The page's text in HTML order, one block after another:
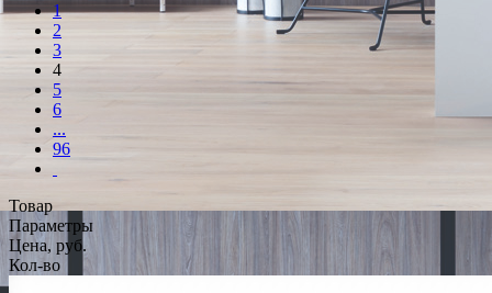
1
2
3
4
5
6
...
96
Товар
Параметры
Цена, руб.
Кол-во